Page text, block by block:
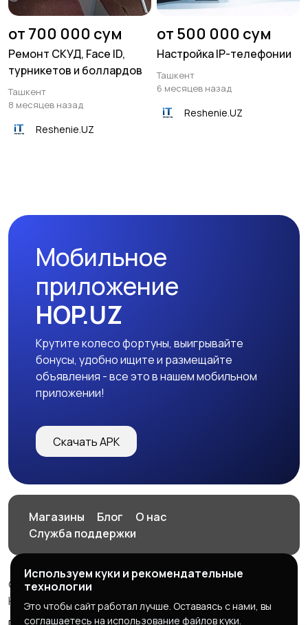
от 700 000 сум
Ремонт СКУД, Face ID,
турникетов и боллардов
Ташкент
8 месяцев назад
Reshenie.UZ
от 500 000 сум
Настройка IP-телефонии
Ташкент
6 месяцев назад
Reshenie.UZ
Мобильное
приложение
HOP.UZ
Крутите колесо фортуны, выигрывайте
бонусы, удобно ищите и размещайте
объявления - все это в нашем мобильном
приложении!
Скачать APK
Магазины Блог
О нас
Служба поддержки
© 2026 HOP.UZ
HOP.UZ
Используем куки и рекомендательные
технологии
Это чтобы сайт работал лучше. Оставаясь с нами, вы
соглашаетесь на использование файлов куки.